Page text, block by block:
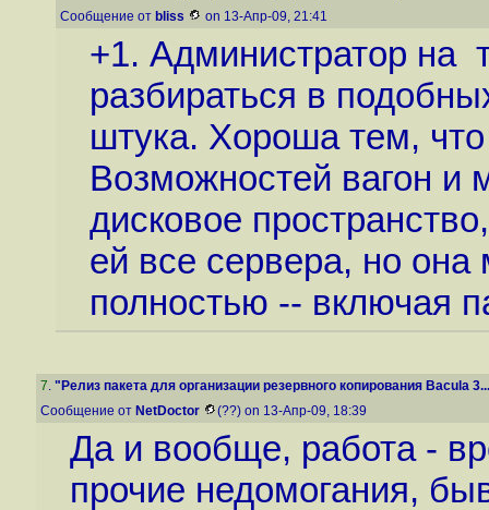
Сообщение от bliss on 13-Апр-09, 21:41
+1. Администратор на
разбираться в
штука. Хороша тем,
Возможностей вагон и
дисковое
ей все сервера, но она
полностью -- включая
7. "Релиз пакета для организации резервного копирования Bacula
Сообщение от NetDoctor (??) on 13-Апр-09, 18:39
Да и вообще, работа -
прочие недомогания,